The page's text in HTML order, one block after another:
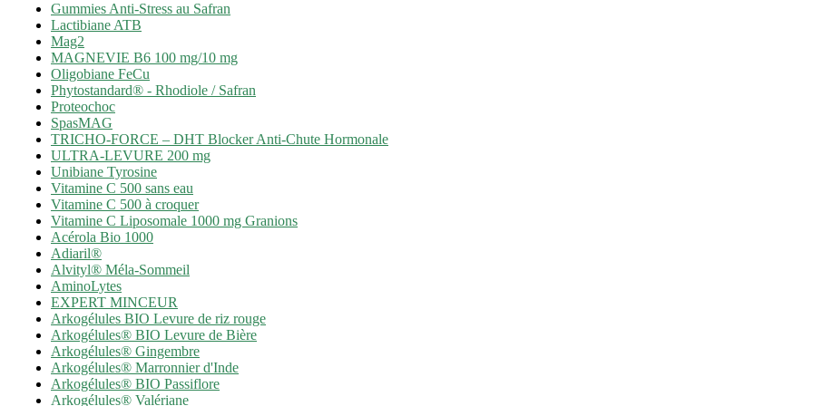
Gummies Anti-Stress au Safran
Lactibiane ATB
Mag2
MAGNEVIE B6 100 mg/10 mg
Oligobiane FeCu
Phytostandard® - Rhodiole / Safran
Proteochoc
SpasMAG
TRICHO-FORCE – DHT Blocker Anti-Chute Hormonale
ULTRA-LEVURE 200 mg
Unibiane Tyrosine
Vitamine C 500 sans eau
Vitamine C 500 à croquer
Vitamine C Liposomale 1000 mg Granions
Acérola Bio 1000
Adiaril®
Alvityl® Méla-Sommeil
AminoLytes
EXPERT MINCEUR
Arkogélules BIO Levure de riz rouge
Arkogélules® BIO Levure de Bière
Arkogélules® Gingembre
Arkogélules® Marronnier d'Inde
Arkogélules® BIO Passiflore
Arkogélules® Valériane